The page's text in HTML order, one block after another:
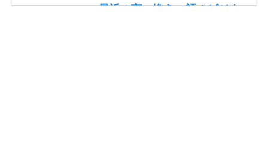
最近の言い換え15語！ビジネ